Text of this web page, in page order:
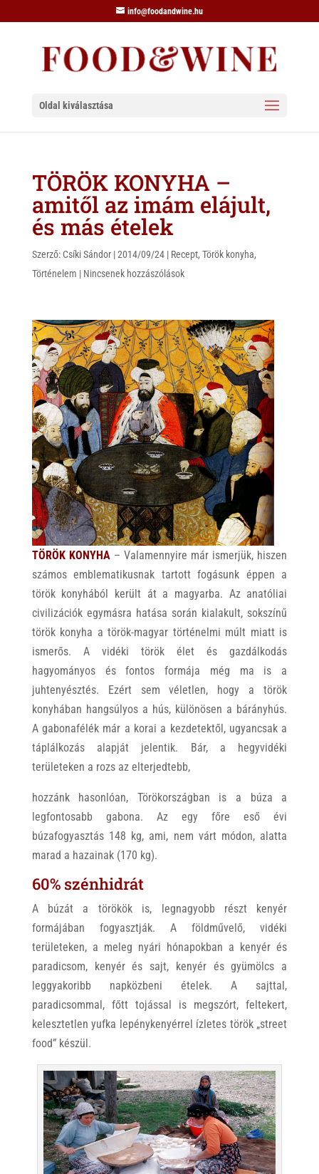
info@foodandwine.hu
Oldal kiválasztása
TÖRÖK KONYHA –
amitől az imám elájult,
és más ételek
Szerző: Csíki Sándor|2014/09/24| Recept, Török konyha,
Történelem | Nincsenek hozzászólások
TÖRÖK KONYHA– Valamennyire már ismerjük, hiszen
számos emblematikusnak tartott fogásunk éppen a
török konyhából került át a magyarba. Az anatóliai
civilizációk egymásra hatása során kialakult, sokszínű
török konyha a török-magyar történelmi múlt miatt is
ismerős. A vidéki török élet és gazdálkodás
hagyományos és fontos formája még ma is a
juhtenyésztés. Ezért sem véletlen, hogy a török
konyhában hangsúlyos a hús, különösen a bárányhús.
A gabonafélék már a korai a kezdetektől, ugyancsak a
táplálkozás alapját jelentik. Bár, a hegyvidéki
területeken a rozs az elterjedtebb,
hozzánk hasonlóan, Törökországban is a búza a
legfontosabb gabona. Az egy főre eső évi
búzafogyasztás 148 kg, ami, nem várt módon, alatta
marad a hazainak (170 kg).
60% szénhidrát
A búzát a törökök is, legnagyobb részt kenyér
formájában fogyasztják. A földművelő, vidéki
területeken, a meleg nyári hónapokban a kenyér és
paradicsom, kenyér és sajt, kenyér és gyümölcs a
leggyakoribb napközbeni ételek. A sajttal,
paradicsommal, főtt tojással is megszórt, feltekert,
kelesztetlen yufka lepénykenyérrel ízletes török „street
food” készül.